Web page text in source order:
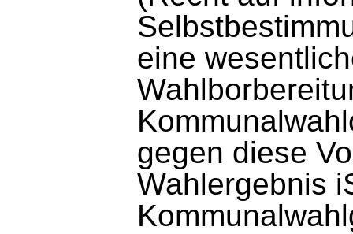
eine
gegen diese
Wahlergebnis